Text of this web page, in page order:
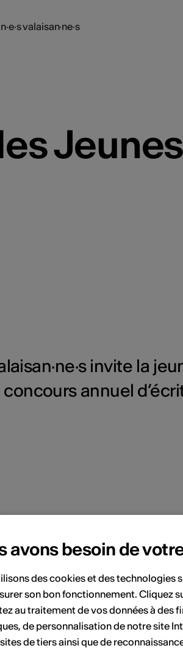
valaisan·ne·s
invite la
annuel
des écrivain·e·s
des Romains 20
Sion
Mail
Internet
avons besoin de
des cookies et des technologies
son bon fonctionnement. Cliquez
au traitement de vos données à des
de personnalisation de notre site
de tiers ainsi que de